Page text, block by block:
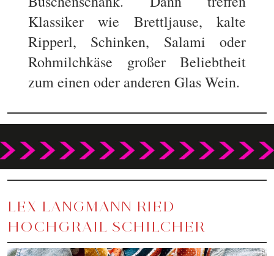
Klassiker wie Brettljause, kalte
Ripperl, Schinken, Salami oder
Rohmilchkäse großer Beliebtheit
zum einen oder anderen Glas Wein.
LEX LANGMANN RIED
HOCHGRAIL SCHILCHER